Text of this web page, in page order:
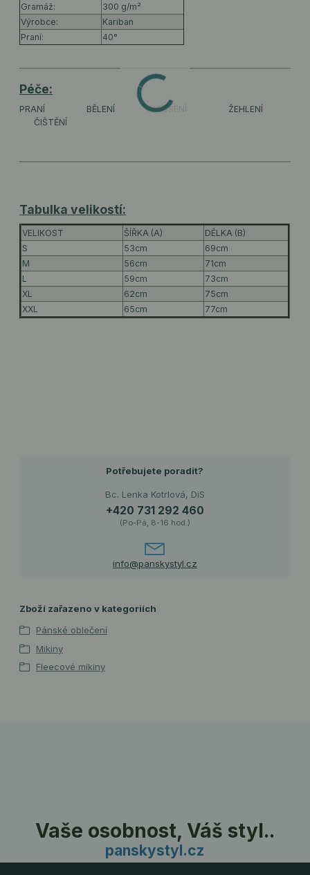
Gramáž:
300 g/m²
Výrobce:
Kariban
Praní:
40°
Péče:
PRANÍ BĚLENÍ SUŠENÍ
ŽEHLENÍ
ČIŠTĚNÍ
Tabulka velikostí:
VELIKOST ŠÍŘKA (A)
DÉLKA (B)
S
53cm
69cm
M
56cm
71cm
L
59cm
73cm
XL
62cm
75cm
XXL
65cm 77cm
Potřebujete poradit?
Bc. Lenka Kotrlová, DiS
+420 731 292 460
(Po-Pá, 8-16 hod.)
info@panskystyl.cz
Zboží zařazeno v kategoriích
Pánské oblečení
Mikiny
Fleecové mikiny
Vaše osobnost, Váš styl..
panskystyl.cz